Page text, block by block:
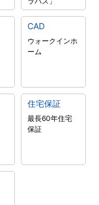
CAD
ウォークインホ
ーム
住宅保証
最長60年住宅
保証